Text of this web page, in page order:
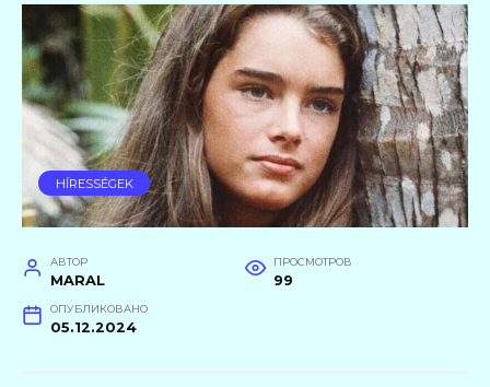
HÍRESSÉGEK
АВТОР
MARAL
ПРОСМОТРОВ
99
ОПУБЛИКОВАНО
05.12.2024